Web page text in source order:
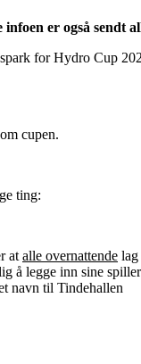
er også sendt
for Hydro Cup
cupen.
ting:
at alle overnattende
å legge inn sine
navn til Tindehallen